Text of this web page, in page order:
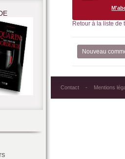
Retour à la liste de
Nouveau
Contact Mentions